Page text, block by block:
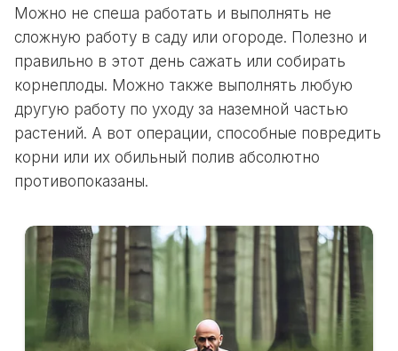
Можно не спеша работать и выполнять не
сложную работу в саду или огороде. Полезно и
правильно в этот день сажать или собирать
корнеплоды. Можно также выполнять любую
другую работу по уходу за наземной частью
растений. А вот операции, способные повредить
корни или их обильный полив абсолютно
противопоказаны.